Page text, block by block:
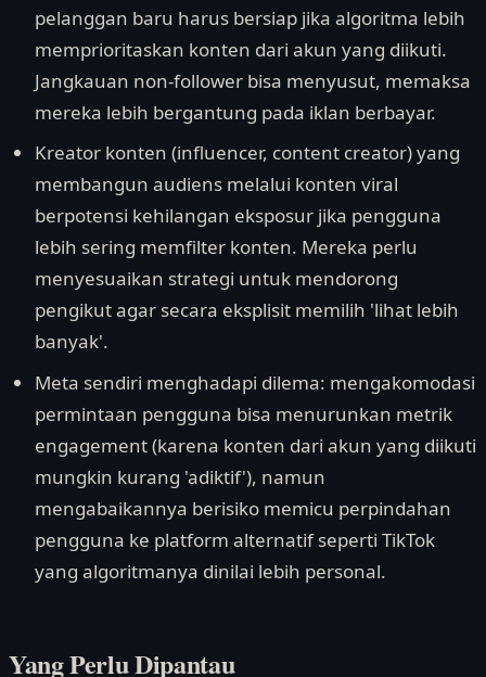
pelanggan baru harus bersiap jika algoritma lebih
memprioritaskan konten dari akun yang diikuti.
Jangkauan non-follower bisa menyusut, memaksa
mereka lebih bergantung pada iklan berbayar.
Kreator konten (influencer, content creator) yang
membangun audiens melalui konten viral
berpotensi kehilangan eksposur jika pengguna
lebih sering memfilter konten. Mereka perlu
menyesuaikan strategi untuk mendorong
pengikut agar secara eksplisit memilih 'lihat lebih
banyak'.
Meta sendiri menghadapi dilema: mengakomodasi
permintaan pengguna bisa menurunkan metrik
engagement (karena konten dari akun yang diikuti
mungkin kurang 'adiktif'), namun
mengabaikannya berisiko memicu perpindahan
pengguna ke platform alternatif seperti TikTok
yang algoritmanya dinilai lebih personal.
Yang Perlu Dipantau